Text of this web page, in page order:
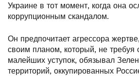
Украине в тот момент, когда она
коррупционным скандалом.
Он предпочитает агрессора
своим планом, который, не требуя
малейших уступок, обязывал
территорий, оккупированных